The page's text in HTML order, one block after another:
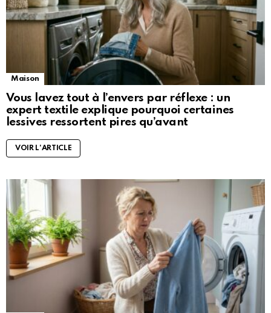
Maison
Vous lavez tout à l’envers par réflexe : un
expert textile explique pourquoi certaines
lessives ressortent pires qu’avant
VOIR L'ARTICLE